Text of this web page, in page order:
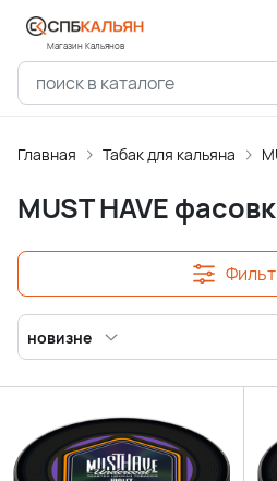
Магазин Кальянов
Главная Табак для кальяна
MUST HAVE
новизне